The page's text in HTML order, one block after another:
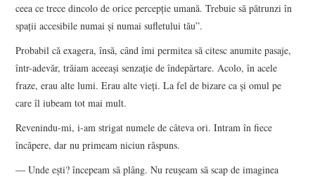
ceea ce trece dincolo de orice percepţie umană. Trebuie să pătrunzi în
spaţii accesibile numai şi numai sufletului tău”.
Probabil că exagera, însă, când îmi permitea să citesc anumite pasaje,
într-adevăr, trăiam aceeaşi senzaţie de îndepărtare. Acolo, în acele
fraze, erau alte lumi. Erau alte vieţi. La fel de bizare ca şi omul pe
care îl iubeam tot mai mult.
Revenindu-mi, i-am strigat numele de câteva ori. Intram în fiece
încăpere, dar nu primeam niciun răspuns.
― Unde eşti? începeam să plâng. Nu reuşeam să scap de imaginea